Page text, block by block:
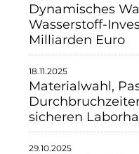
Dynamisches
Wasserstoff-
Milliarden Euro
18.11.2025
Materialwahl,
sicheren
29.10.2025